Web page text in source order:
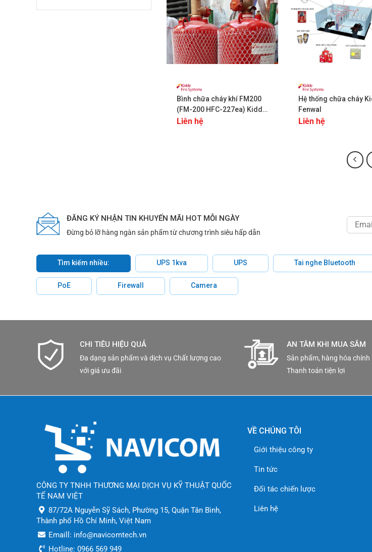
Bình chữa cháy khí FM200
(FM-200 HFC-227ea) Kidde
Fenwal
Liên hệ
Hệ thống chữa cháy
Fenwal
Liên hệ
ĐĂNG KÝ NHẬN TIN KHUYẾN MÃI HOT MỖI NGÀY
Đừng bỏ lỡ hàng ngàn sản phẩm từ chương trình siêu hấp dẫn
Tìm kiếm nhiều: UPS 1kva UPS Tai nghe Bluetooth
PoE Firewall Camera
CHI TIÊU HIỆU QUẢ
Đa dạng sản phẩm và dịch vụ Chất lượng cao
với giá ưu đãi
AN TÂM KHI MUA SẮM
Sản phẩm, hàng hóa chính
Thanh toán tiện lợi
CÔNG TY TNHH THƯƠNG MẠI DỊCH VỤ KỸ THUẬT QUỐC
TẾ NAM VIỆT
87/72A Nguyễn Sỹ Sách, Phường 15, Quận Tân Bình,
Thành phố Hồ Chí Minh, Việt Nam
Emaill: info@navicomtech.vn
Hotline: 0966 569 949
VỀ CHÚNG TÔI
Giới thiệu công ty
Tin tức
Đối tác chiến lược
Liên hệ